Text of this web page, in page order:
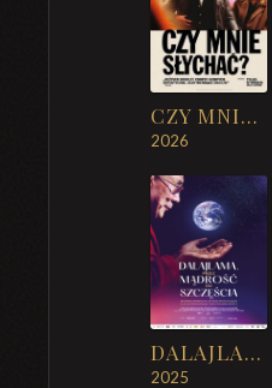
CZY MNIE SŁYCHAĆ?
2026
DALAJLAMA. PRZEZ MĄDROŚĆ DO SZCZĘŚCIA
2025